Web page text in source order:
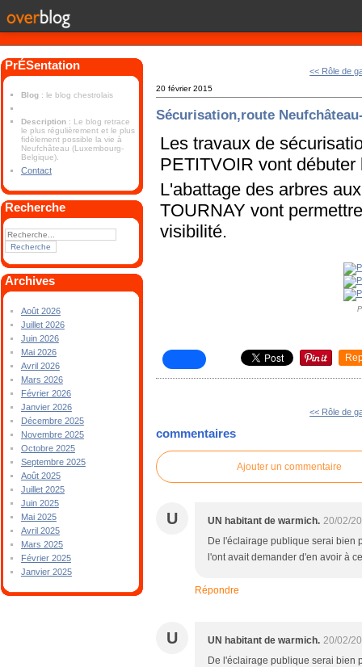
PrÉSentation
Blog : le blog chestrolais
Description : Le blog retrace
le plus régulièrement et le plus
fidèlement possible la vie à
Neufchâteau (Luxembourg-
Belgique).
Contact
Recherche
Archives
Août 2026
Juillet 2026
Juin 2026
Mai 2026
Avril 2026
Mars 2026
Février 2026
Janvier 2026
Décembre 2025
Novembre 2025
Octobre 2025
Septembre 2025
Août 2025
Juillet 2025
Juin 2025
Mai 2025
Avril 2025
Mars 2025
Février 2025
Janvier 2025
<< Rôle de
20 février 2015
Sécurisation,route
Les travaux de
PETITVOIR vont
L'abattage des arbres
TOURNAY vont
visibilité.
<< Rôle de
commentaires
Ajouter un commentaire
U UN habitant de warmich. 20/02/
De l'éclairage publique serai bien
l'ont avait demander d'en avoir à
Répondre
U UN habitant de warmich. 20/02/
De l'éclairage publique serai bien